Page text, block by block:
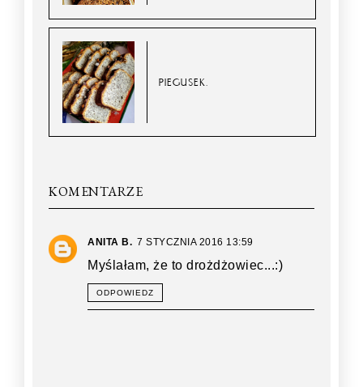
PIEGUSEK.
KOMENTARZE
ANITA B. 7 STYCZNIA 2016 13:59
Myślałam, że to drożdżowiec...:)
ODPOWIEDZ